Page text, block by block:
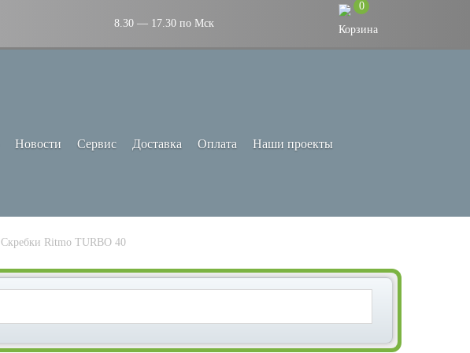
8.30 — 17.30 по Мск
0
Новости Сервис Доставка Оплата Наши проекты
Скребки Ritmo TURBO 40